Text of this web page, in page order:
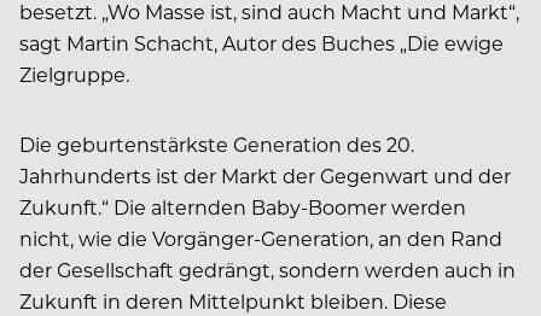
besetzt. „Wo Masse ist, sind auch Macht und Markt“,
sagt Martin Schacht, Autor des Buches „Die ewige
Zielgruppe.
Die geburtenstärkste Generation des 20.
Jahrhunderts ist der Markt der Gegenwart und der
Zukunft.“ Die alternden Baby-Boomer werden
nicht, wie die Vorgänger-Generation, an den Rand
der Gesellschaft gedrängt, sondern werden auch in
Zukunft in deren Mittelpunkt bleiben. Diese